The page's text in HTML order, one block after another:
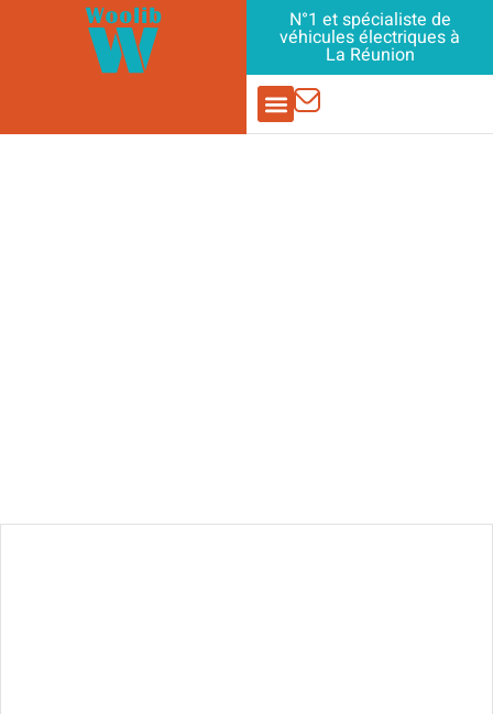
N°1 et spécialiste de
véhicules électriques à
La Réunion